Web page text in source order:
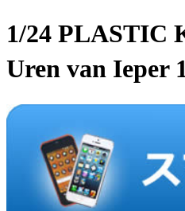
1/24 PLASTIC
Uren van Ieper